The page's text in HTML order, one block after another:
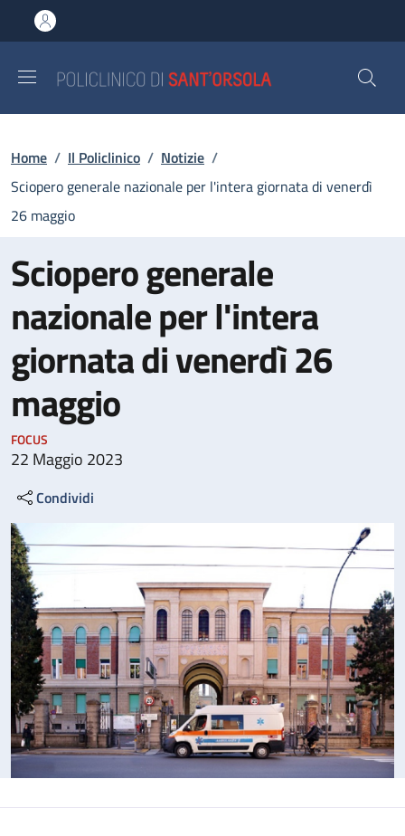
al contenuto principale
to footer content
Briciole di pane
Home / Il Policlinico / Notizie /
Sciopero generale nazionale per l'intera giornata di venerdì
26 maggio
Sciopero generale
nazionale per l'intera
giornata di venerdì 26
maggio
FOCUS
22 Maggio 2023
Condividi